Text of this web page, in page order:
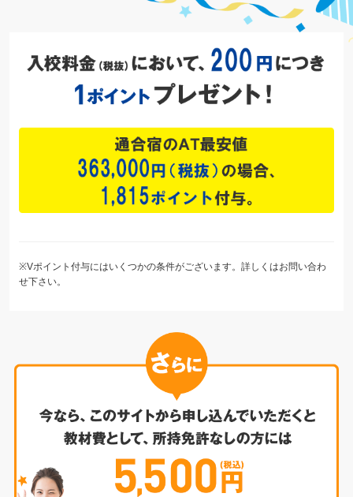
※Vポイント付与にはいくつかの条件がございます。詳しくはお問い合わ
せ下さい。